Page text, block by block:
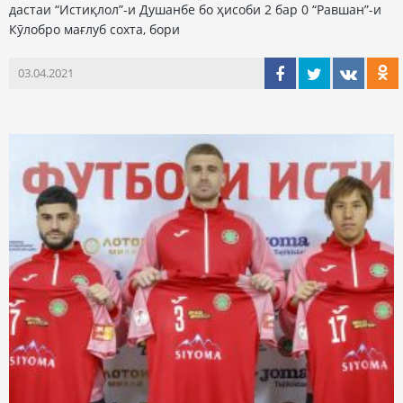
дастаи “Истиқлол”-и Душанбе бо ҳисоби 2 бар 0 “Равшан”-и
Кӯлобро мағлуб сохта, бори
03.04.2021